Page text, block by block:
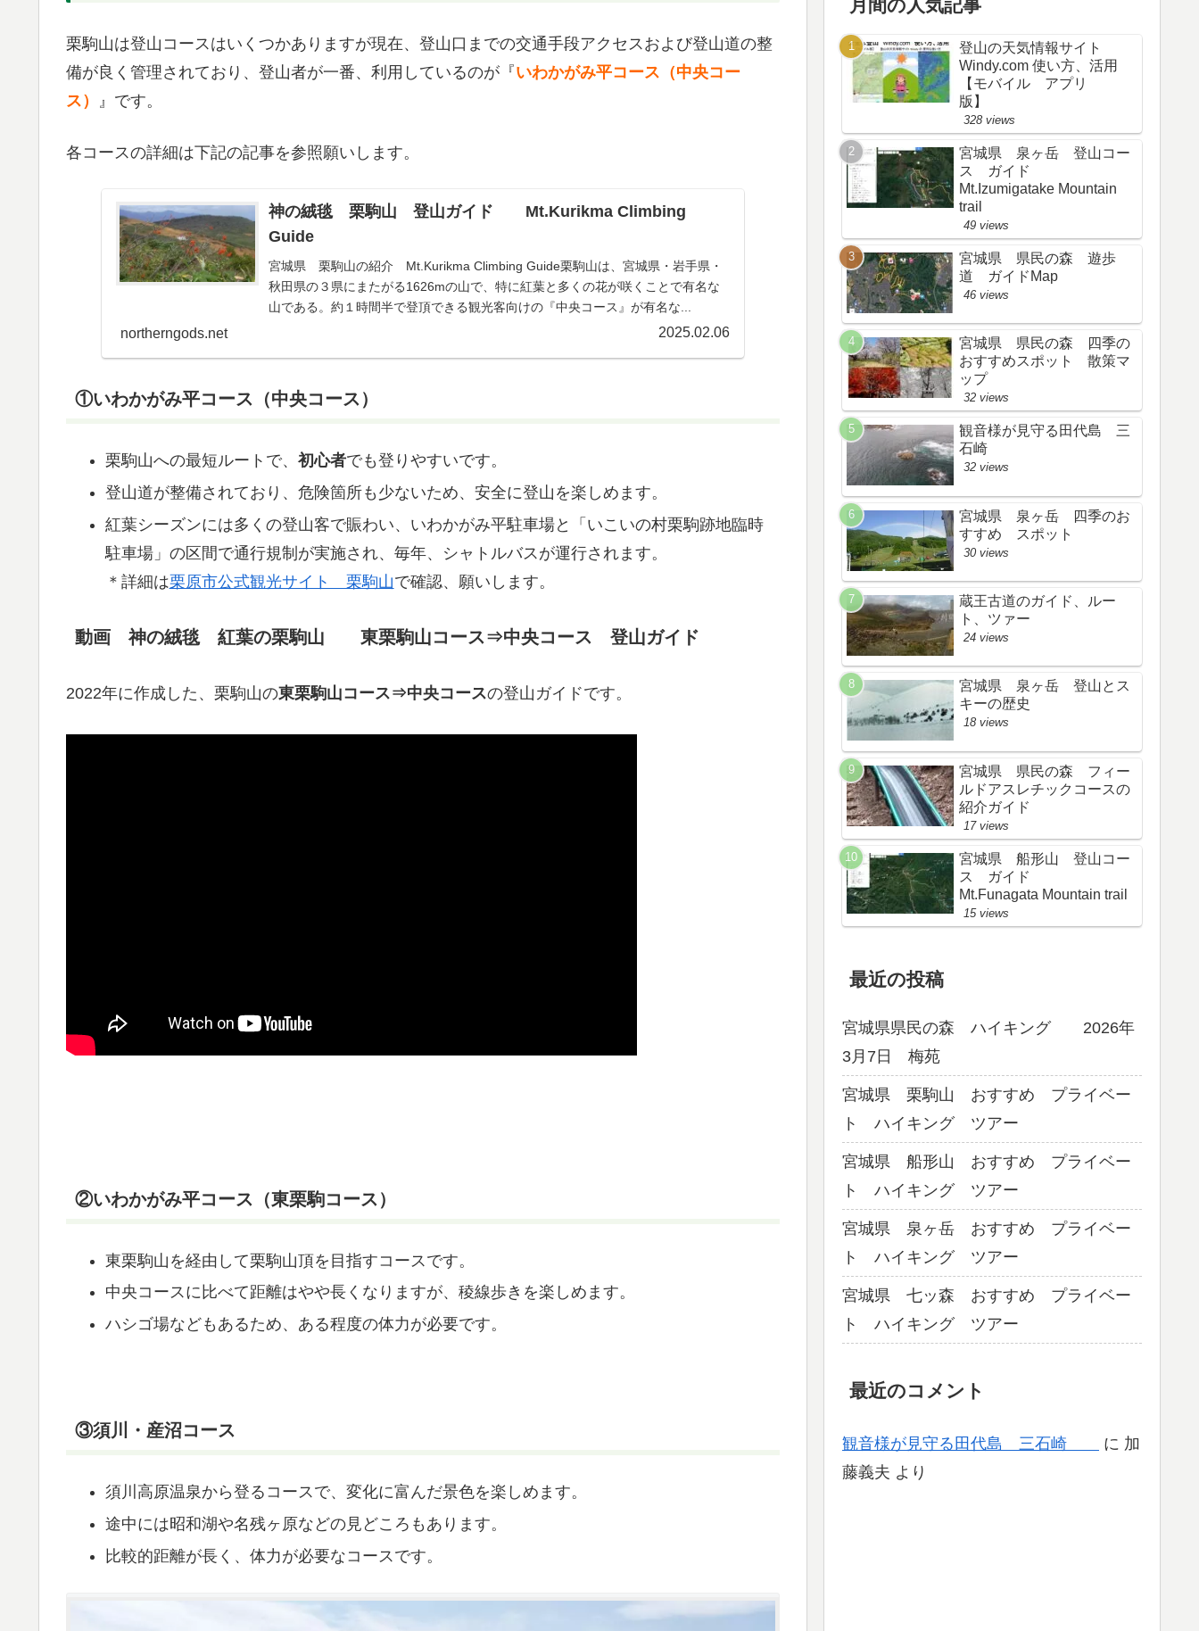
栗駒山は登山コースはいくつかありますが現在、登山口までの交通手段アクセスおよび登山道の整
備が良く管理されており、登山者が一番、利用しているのが『いわかがみ平コース（中央コー
ス） 』です。
各コースの詳細は下記の記事を参照願いします。
神の絨毯 栗駒山 登山ガイド Mt.Kurikma Climbing
Guide
宮城県 栗駒山の紹介 Mt.Kurikma Climbing Guide栗駒山は、宮城県・岩手県・
秋田県の３県にまたがる1626mの山で、特に紅葉と多くの花が咲くことで有名な
山である。約１時間半で登頂できる観光客向けの『中央コース』が有名な...
northerngods.net 2025.02.06
①いわかがみ平コース（中央コース）
栗駒山への最短ルートで、 初心者でも登りやすいです。
登山道が整備されており、危険箇所も少ないため、安全に登山を楽しめます。
紅葉シーズンには多くの登山客で賑わい、いわかがみ平駐車場と「いこいの村栗駒跡地臨時
駐車場」の区間で通行規制が実施され、毎年、シャトルバスが運行されます。
＊詳細は栗原市公式観光サイト 栗駒山で確認、願いします。
動画 神の絨毯 紅葉の栗駒山 東栗駒山コース⇒中央コース 登山ガイド
2022年に作成した、栗駒山の東栗駒山コース⇒中央コースの登山ガイドです。
②いわかがみ平コース（東栗駒コース）
東栗駒山を経由して栗駒山頂を目指すコースです。
中央コースに比べて距離はやや長くなりますが、稜線歩きを楽しめます。
ハシゴ場などもあるため、ある程度の体力が必要です。
③須川・産沼コース
須川高原温泉から登るコースで、変化に富んだ景色を楽しめます。
途中には昭和湖や名残ヶ原などの見どころもあります。
比較的距離が長く、体力が必要なコースです。
月間の人気記事
登山の天気情報サイト
Windy.com 使い方、活用
【モバイル アプリ
版】
328 views
宮城県 泉ヶ岳 登山コー
ス ガイド
Mt.Izumigatake Mountain
trail
49 views
宮城県 県民の森 遊歩
道 ガイドMap
46 views
宮城県 県民の森 四季の
おすすめスポット 散策マ
ップ
32 views
観音様が見守る田代島 三
石崎
32 views
宮城県 泉ヶ岳 四季のお
すすめ スポット
30 views
蔵王古道のガイド、ルー
ト、ツァー
24 views
宮城県 泉ヶ岳 登山とス
キーの歴史
18 views
宮城県 県民の森 フィー
ルドアスレチックコースの
紹介ガイド
17 views
宮城県 船形山 登山コー
ス ガイド
Mt.Funagata Mountain trail
15 views
最近の投稿
宮城県県民の森 ハイキング 2026年
3月7日 梅苑
宮城県 栗駒山 おすすめ プライベー
ト ハイキング ツアー
宮城県 船形山 おすすめ プライベー
ト ハイキング ツアー
宮城県 泉ヶ岳 おすすめ プライベー
ト ハイキング ツアー
宮城県 七ッ森 おすすめ プライベー
ト ハイキング ツアー
最近のコメント
観音様が見守る田代島 三石崎 に 加
藤義夫 より